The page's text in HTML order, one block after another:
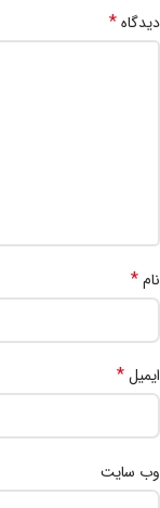
دیدگاه*
نام*
ایمیل*
وب‌ سایت